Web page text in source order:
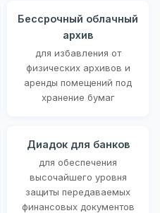
Бессрочный облачный
архив
для избавления от
физических архивов и
аренды помещений под
хранение бумаг
Диадок для банков
для обеспечения
высочайшего уровня
защиты передаваемых
финансовых документов